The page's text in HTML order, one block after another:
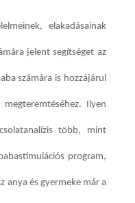
elakadásainak
jelent segítséget az
számára is hozzájárul
Ilyen
több, mint
program,
anya és gyermeke már a